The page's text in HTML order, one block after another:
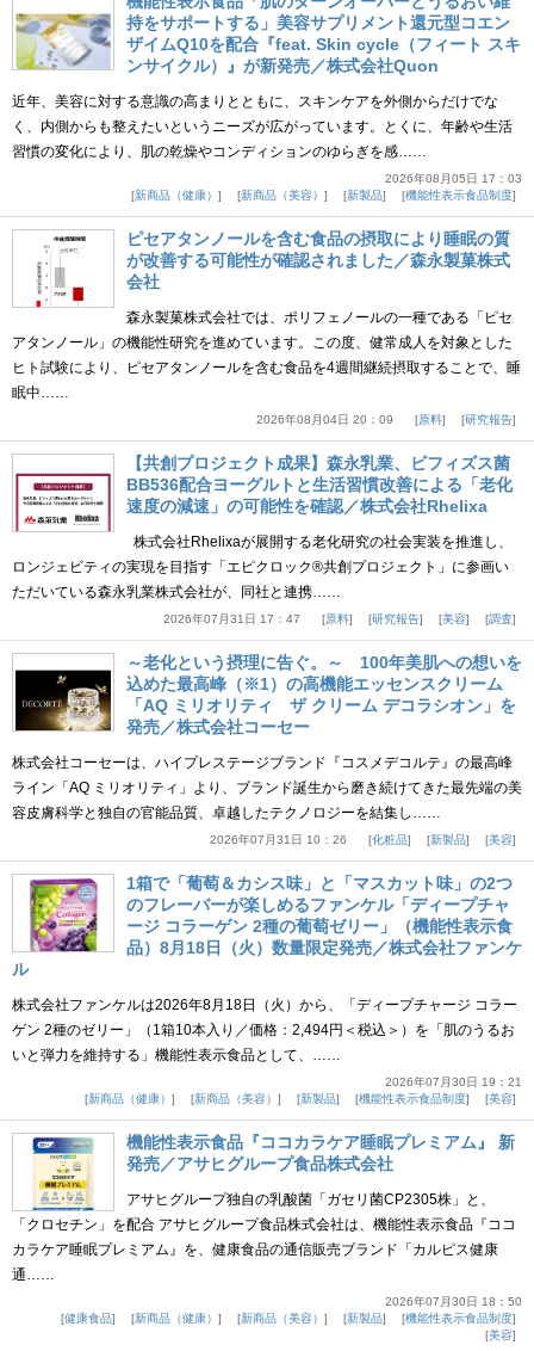
持をサポートする」美容サプリメント還元型コエン
ザイムQ10を配合『feat. Skin cycle（フィート スキ
ンサイクル）』が新発売／株式会社Quon
近年、美容に対する意識の高まりとともに、スキンケアを外側からだけでな
く、内側からも整えたいというニーズが広がっています。とくに、年齢や生活
習慣の変化により、肌の乾燥やコンディションのゆらぎを感……
2026年08月05日 17：03
新商品（健康）
新商品（美容） 新製品 機能性表示食品制度
ピセアタンノールを含む食品の摂取により睡眠の質
が改善する可能性が確認されました／森永製菓株式
会社
森永製菓株式会社では、ポリフェノールの一種である「ピセ
アタンノール」の機能性研究を進めています。この度、健常成人を対象とした
ヒト試験により、ピセアタンノールを含む食品を4週間継続摂取することで、睡
眠中……
2026年08月04日 20：09 原料 研究報告
【共創プロジェクト成果】森永乳業、ビフィズス菌
BB536配合ヨーグルトと生活習慣改善による「老化
速度の減速」の可能性を確認／株式会社Rhelixa
株式会社Rhelixaが展開する老化研究の社会実装を推進し、
ロンジェビティの実現を目指す「エピクロック®共創プロジェクト」に参画い
ただいている森永乳業株式会社が、同社と連携……
2026年07月31日 17：47 原料 研究報告 美容 調査
～老化という摂理に告ぐ。～ 100年美肌への想いを
込めた最高峰（※1）の高機能エッセンスクリーム
「AQ ミリオリティ ザ クリーム デコラシオン」を
発売／株式会社コーセー
株式会社コーセーは、ハイプレステージブランド『コスメデコルテ』の最高峰
ライン「AQ ミリオリティ」より、ブランド誕生から磨き続けてきた最先端の美
容皮膚科学と独自の官能品質、卓越したテクノロジーを結集し……
2026年07月31日 10：26 化粧品 新製品 美容
1箱で「葡萄＆カシス味」と「マスカット味」の2つ
のフレーバーが楽しめるファンケル「ディープチャ
ージ コラーゲン 2種の葡萄ゼリー」（機能性表示食
品）8月18日（火）数量限定発売／株式会社ファンケ
ル
株式会社ファンケルは2026年8月18日（火）から、「ディープチャージ コラー
ゲン 2種のゼリー」（1箱10本入り／価格：2,494円＜税込＞）を「肌のうるお
いと弾力を維持する」機能性表示食品として、……
2026年07月30日 19：21
新商品（健康）
新商品（美容） 新製品 機能性表示食品制度 美容
機能性表示食品『ココカラケア睡眠プレミアム』 新
発売／アサヒグループ食品株式会社
アサヒグループ独自の乳酸菌「ガセリ菌CP2305株」と、
「クロセチン」を配合 アサヒグループ食品株式会社は、機能性表示食品『ココ
カラケア睡眠プレミアム』を、健康食品の通信販売ブランド「カルピス健康
通……
2026年07月30日 18：50
健康食品
新商品（健康） 新商品（美容） 新製品
機能性表示食品制度
美容